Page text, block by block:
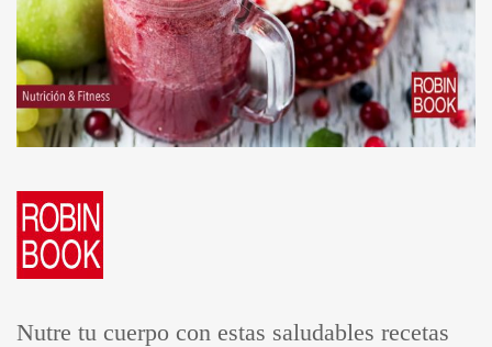
Nutre tu cuerpo con estas saludables recetas